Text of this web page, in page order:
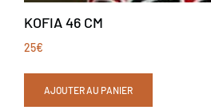
KOFIA 46 CM
25€
AJOUTER AU PANIER